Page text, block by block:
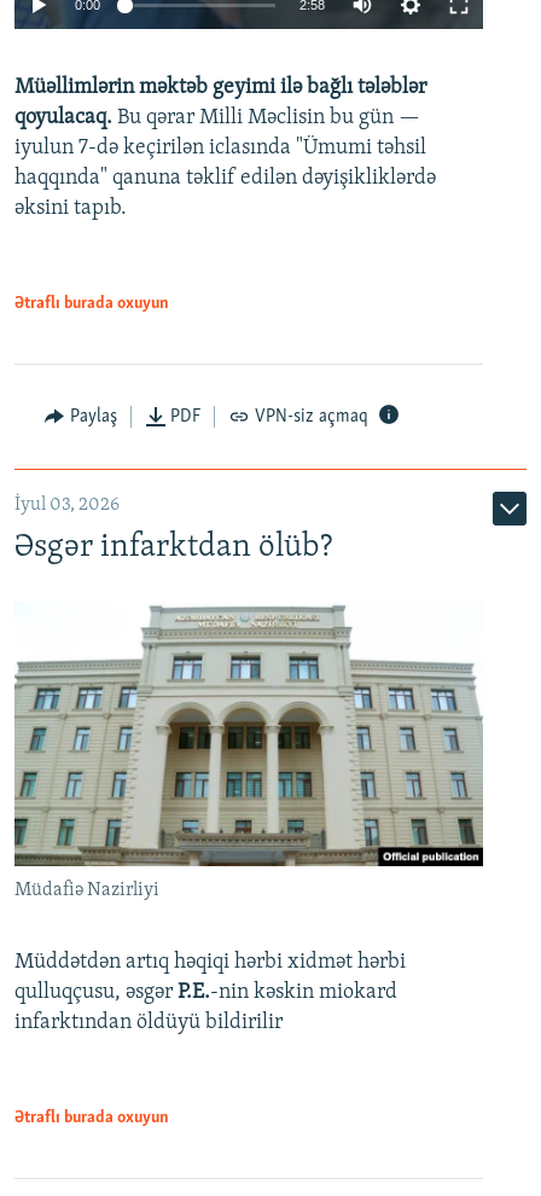
Auto 240p 360p 480p
720p 1080p
0:00 2:58
360p
480p
720p
Müəllimlərin məktəb geyimi ilə bağlı tələblər
qoyulacaq. Bu qərar Milli Məclisin bu gün —
iyulun 7-də keçirilən iclasında "Ümumi təhsil
haqqında" qanuna təklif edilən dəyişikliklərdə
əksini tapıb.
Ətraflı burada oxuyun
Paylaş PDF VPN-siz açmaq
İyul 03, 2026
Əsgər infarktdan ölüb?
Müdafiə Nazirliyi
Müddətdən artıq həqiqi hərbi xidmət hərbi
qulluqçusu, əsgər P.E.-nin kəskin miokard
infarktından öldüyü bildirilir
Ətraflı burada oxuyun